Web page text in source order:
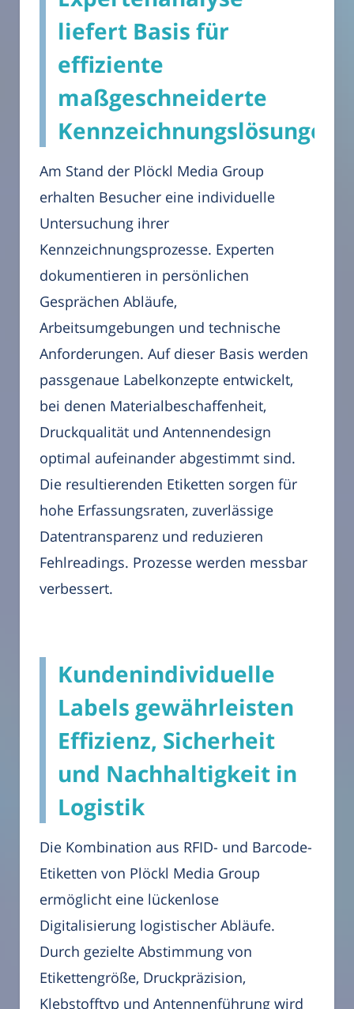
liefert Basis für
effiziente
maßgeschneiderte
Kennzeichnungslösungen
Am Stand der Plöckl Media Group
erhalten Besucher eine individuelle
Untersuchung ihrer
Kennzeichnungsprozesse. Experten
dokumentieren in persönlichen
Gesprächen Abläufe,
Arbeitsumgebungen und technische
Anforderungen. Auf dieser Basis werden
passgenaue Labelkonzepte entwickelt,
bei denen Materialbeschaffenheit,
Druckqualität und Antennendesign
optimal aufeinander abgestimmt sind.
Die resultierenden Etiketten sorgen für
hohe Erfassungsraten, zuverlässige
Datentransparenz und reduzieren
Fehlreadings. Prozesse werden messbar
verbessert.
Kundenindividuelle
Labels gewährleisten
Effizienz, Sicherheit
und Nachhaltigkeit in
Logistik
Die Kombination aus RFID- und Barcode-
Etiketten von Plöckl Media Group
ermöglicht eine lückenlose
Digitalisierung logistischer Abläufe.
Durch gezielte Abstimmung von
Etikettengröße, Druckpräzision,
Klebstofftyp und Antennenführung wird